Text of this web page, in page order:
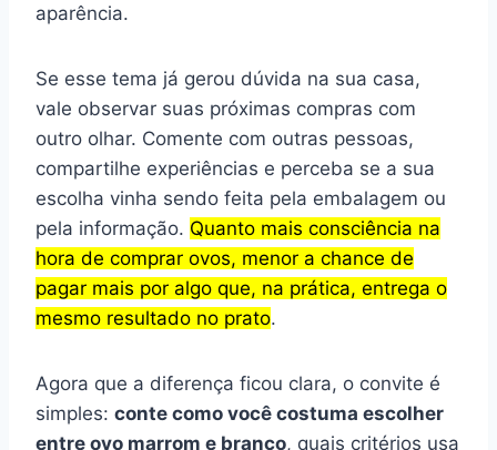
aparência.
Se esse tema já gerou dúvida na sua casa,
vale observar suas próximas compras com
outro olhar. Comente com outras pessoas,
compartilhe experiências e perceba se a sua
escolha vinha sendo feita pela embalagem ou
pela informação. Quanto mais consciência na
hora de comprar ovos, menor a chance de
pagar mais por algo que, na prática, entrega o
mesmo resultado no prato.
Agora que a diferença ficou clara, o convite é
simples: conte como você costuma escolher
entre ovo marrom e branco, quais critérios usa